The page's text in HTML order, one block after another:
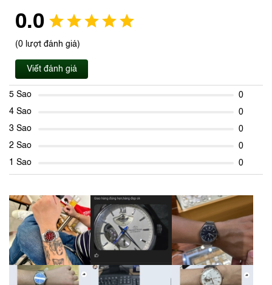
0.0
(0 lượt đánh giá)
Viết đánh giá
5 Sao
0
4 Sao
0
3 Sao
0
2 Sao
0
1 Sao
0